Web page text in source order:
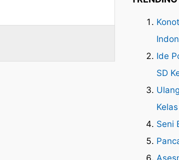
Ide
SD
Kelas
Seni